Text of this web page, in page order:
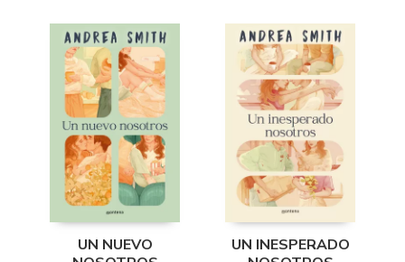
UN NUEVO
UN INESPERADO